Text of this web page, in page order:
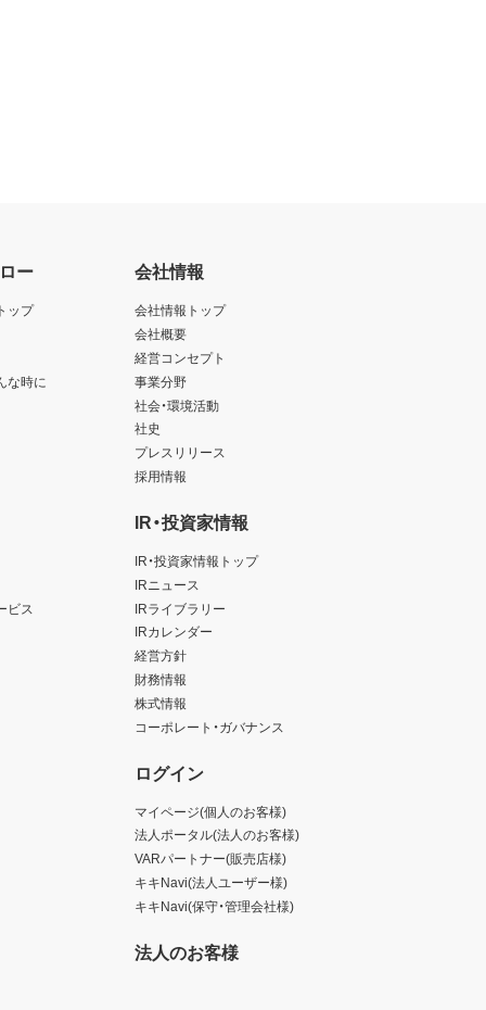
ー
ップ
な時に
ビス
会社情報
会社情報トップ
会社概要
経営コンセプト
事業分野
社会・環境活動
社史
プレスリリース
採用情報
IR・投資家情報
IR・投資家情報トップ
IRニュース
IRライブラリー
IRカレンダー
経営方針
財務情報
株式情報
コーポレート・ガバナンス
ログイン
マイページ(個人のお客様)
法人ポータル(法人のお客様)
VARパートナー(販売店様)
キキNavi(法人ユーザー様)
キキNavi(保守・管理会社様)
法人のお客様